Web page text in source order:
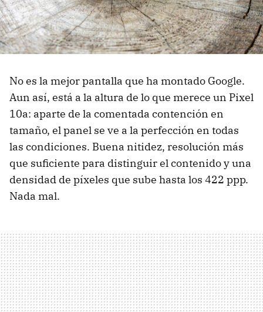
No es la mejor pantalla que ha montado Google.
Aun así, está a la altura de lo que merece un Pixel
10a: aparte de la comentada contención en
tamaño, el panel se ve a la perfección en todas
las condiciones. Buena nitidez, resolución más
que suficiente para distinguir el contenido y una
densidad de píxeles que sube hasta los 422 ppp.
Nada mal.